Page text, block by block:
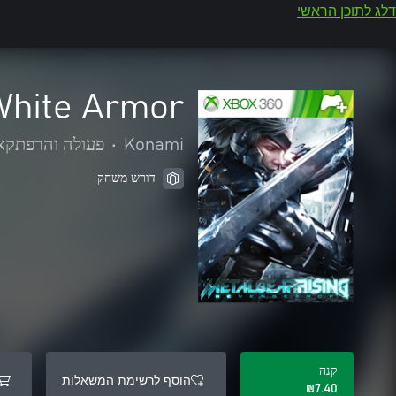
דלג לתוכן הראשי
Armor
Konami
• פעולה
דורש משחק
קנה
‪₪‎7.40‬
הוסף לרשימת המשאלות